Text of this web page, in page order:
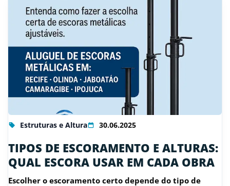
Estruturas e Altura 30.06.2025
TIPOS DE ESCORAMENTO E ALTURAS:
QUAL ESCORA USAR EM CADA OBRA
Escolher o escoramento certo depende do tipo de